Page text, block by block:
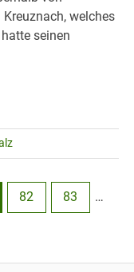
welches
seinen
82 83 …